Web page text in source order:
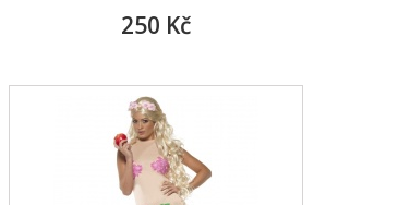
250 Kč